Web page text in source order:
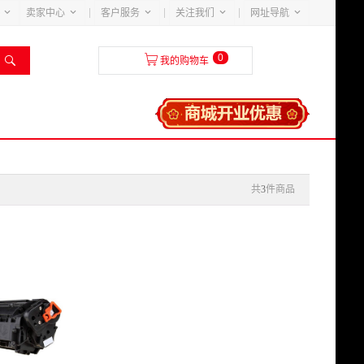
 卖家中心  客户服务  关注我们  网址导航 
  我的购物车 0
共3件商品